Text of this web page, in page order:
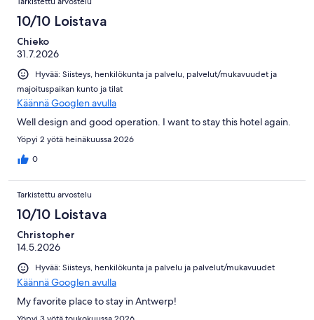
10/10 Loistava
Chieko
31.7.2026
Hyvää: Siisteys, henkilökunta ja palvelu, palvelut/mukavuudet ja
majoituspaikan kunto ja tilat
Käännä Googlen avulla
Well design and good operation. I want to stay this hotel again.
Yöpyi 2 yötä heinäkuussa 2026
0
Tarkistettu arvostelu
10/10 Loistava
Christopher
14.5.2026
Hyvää: Siisteys, henkilökunta ja palvelu ja palvelut/mukavuudet
Käännä Googlen avulla
My favorite place to stay in Antwerp!